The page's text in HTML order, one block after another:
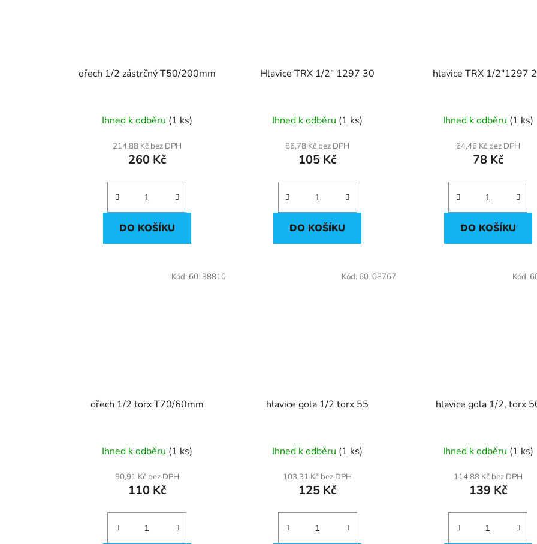
ořech 1/2 zástrčný T50/200mm
Ihned k odběru (1 ks)
214,88 Kč bez DPH
260 Kč
DO KOŠÍKU
Hlavice TRX 1/2" 1297 30
Ihned k odběru (1 ks)
86,78 Kč bez DPH
105 Kč
DO KOŠÍKU
hlavice
Ihned k odběru (1 ks)
64,46 Kč bez DPH
78 Kč
DO KOŠÍKU
ořech 1/2 torx T70/60mm
Ihned k odběru (1 ks)
90,91 Kč bez DPH
110 Kč
Kód: 60-38810
hlavice gola 1/2 torx 55
Ihned k odběru (1 ks)
103,31 Kč bez DPH
125 Kč
Kód: 60-08767
hlavice gola 1/2, torx
Ihned k odběru (1 ks)
114,88 Kč bez DPH
139 Kč
Kód: